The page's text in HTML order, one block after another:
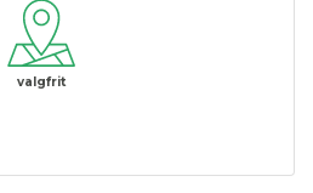
valgfrit